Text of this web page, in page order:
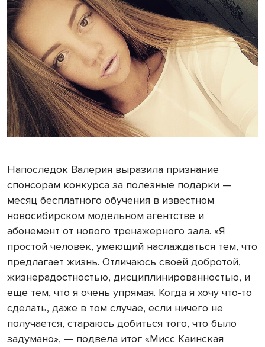
Напоследок Валерия выразила признание
спонсорам конкурса за полезные подарки —
месяц бесплатного обучения в известном
новосибирском модельном агентстве и
абонемент от нового тренажерного зала. «Я
простой человек, умеющий наслаждаться тем, что
предлагает жизнь. Отличаюсь своей добротой,
жизнерадостностью, дисциплинированностью, и
еще тем, что я очень упрямая. Когда я хочу что-то
сделать, даже в том случае, если ничего не
получается, стараюсь добиться того, что было
задумано», — подвела итог «Мисс Каинская